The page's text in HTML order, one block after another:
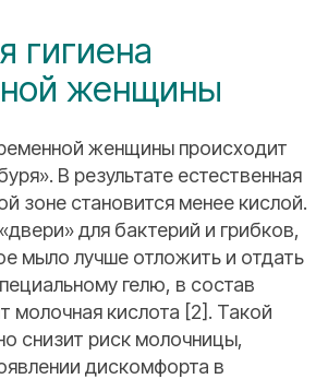
гигиена
женщины
женщины происходит
В результате естественная
зоне становится менее кислой.
для бактерий и грибков,
мыло лучше отложить и отдать
гелю, в состав
молочная кислота [2]. Такой
снизит риск молочницы,
дискомфорта в